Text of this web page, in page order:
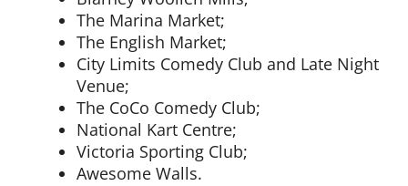
The Marina Market;
The English Market;
City Limits Comedy Club and Late Night
Venue;
The CoCo Comedy Club;
National Kart Centre;
Victoria Sporting Club;
Awesome Walls.